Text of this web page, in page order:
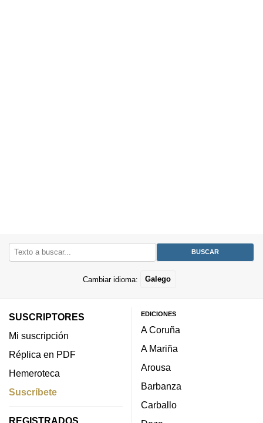
Cambiar idioma: Galego
SUSCRIPTORES
Mi suscripción
Réplica en PDF
Hemeroteca
Suscríbete
REGISTRADOS
EDICIONES
A Coruña
A Mariña
Arousa
Barbanza
Carballo